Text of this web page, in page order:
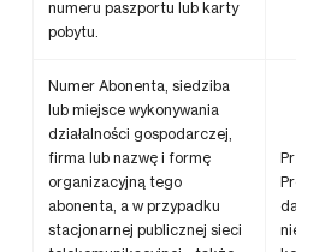
numeru paszportu lub karty
pobytu.
Numer Abonenta, siedziba
lub miejsce wykonywania
działalności gospodarczej,
firma lub nazwę i formę
organizacyjną tego
abonenta, a w przypadku
stacjonarnej publicznej sieci